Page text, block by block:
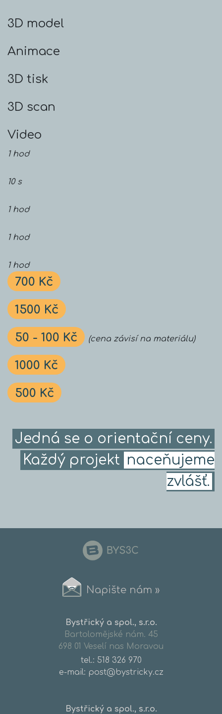
3D model
Animace
3D tisk
3D scan
Video
1 hod
10 s
1 hod
1 hod
1 hod
700 Kč
1500 Kč
50 - 100 Kč (cena závisí na materiálu)
1000 Kč
500 Kč
Jedná se o orientační ceny.
Každý projekt naceňujeme
zvlášť.
Napište nám »
Bystřický a spol., s.r.o.
Bartolomějské nám. 45
698 01 Veselí nas Moravou
tel.: 518 326 970
e-mail: post@bystricky.cz
Bystřický a spol., s.r.o.